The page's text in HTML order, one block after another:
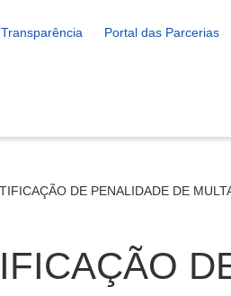
Portal das Parcerias
DE PENALIDADE DE